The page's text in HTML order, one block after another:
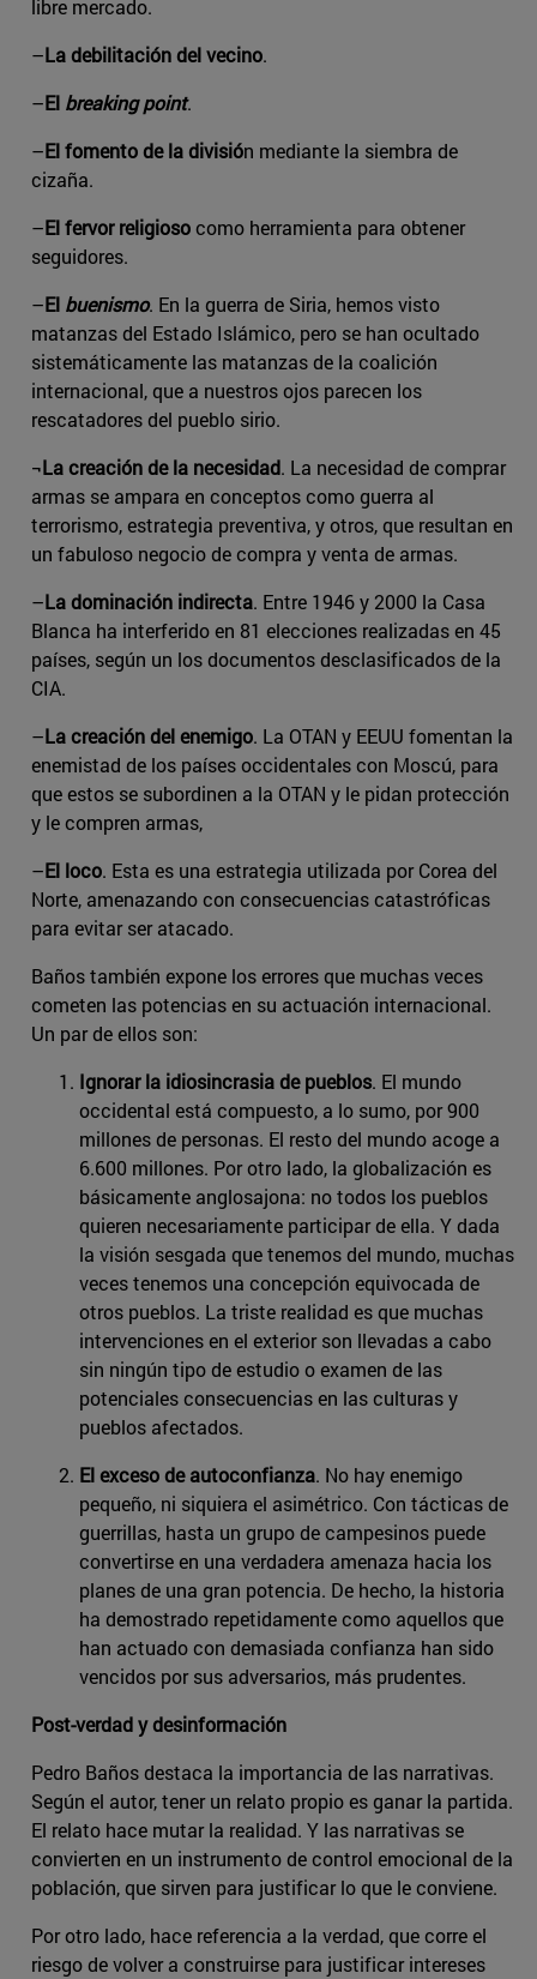
libre mercado.
–La debilitación del vecino.
–El breaking point.
–El fomento de la división mediante la siembra de
cizaña.
–El fervor religiosocomo herramienta para obtener
seguidores.
–El buenismo. En la guerra de Siria, hemos visto
matanzas del Estado Islámico, pero se han ocultado
sistemáticamente las matanzas de la coalición
internacional, que a nuestros ojos parecen los
rescatadores del pueblo sirio.
¬La creación de la necesidad. La necesidad de comprar
armas se ampara en conceptos como guerra al
terrorismo, estrategia preventiva, y otros, que resultan en
un fabuloso negocio de compra y venta de armas.
–La dominación indirecta. Entre 1946 y 2000 la Casa
Blanca ha interferido en 81 elecciones realizadas en 45
países, según un los documentos desclasificados de la
CIA.
–La creación del enemigo. La OTAN y EEUU fomentan la
enemistad de los países occidentales con Moscú, para
que estos se subordinen a la OTAN y le pidan protección
y le compren armas,
–El loco. Esta es una estrategia utilizada por Corea del
Norte, amenazando con consecuencias catastróficas
para evitar ser atacado.
Baños también expone los errores que muchas veces
cometen las potencias en su actuación internacional.
Un par de ellos son:
Ignorar la idiosincrasia de pueblos. El mundo
occidental está compuesto, a lo sumo, por 900
millones de personas. El resto del mundo acoge a
6.600 millones. Por otro lado, la globalización es
básicamente anglosajona: no todos los pueblos
quieren necesariamente participar de ella. Y dada
la visión sesgada que tenemos del mundo, muchas
veces tenemos una concepción equivocada de
otros pueblos. La triste realidad es que muchas
intervenciones en el exterior son llevadas a cabo
sin ningún tipo de estudio o examen de las
potenciales consecuencias en las culturas y
pueblos afectados.
El exceso de autoconfianza. No hay enemigo
pequeño, ni siquiera el asimétrico. Con tácticas de
guerrillas, hasta un grupo de campesinos puede
convertirse en una verdadera amenaza hacia los
planes de una gran potencia. De hecho, la historia
ha demostrado repetidamente como aquellos que
han actuado con demasiada confianza han sido
vencidos por sus adversarios, más prudentes.
Post-verdad y desinformación
Pedro Baños destaca la importancia de las narrativas.
Según el autor, tener un relato propio es ganar la partida.
El relato hace mutar la realidad. Y las narrativas se
convierten en un instrumento de control emocional de la
población, que sirven para justificar lo que le conviene.
Por otro lado, hace referencia a la verdad, que corre el
riesgo de volver a construirse para justificar intereses